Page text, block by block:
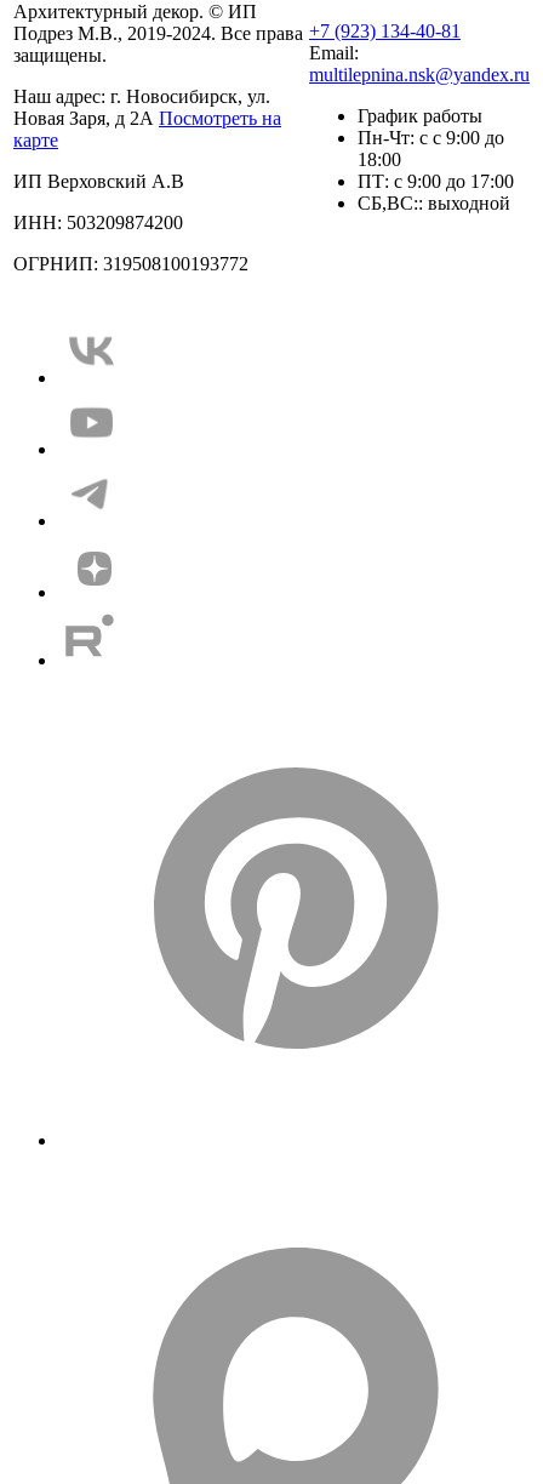
Архитектурный декор. © ИП
Подрез М.В., 2019-2024. Все права
защищены.
Наш адрес: г. Новосибирск, ул.
Новая Заря, д 2А Посмотреть на
карте
ИП Верховский А.В
ИНН: 503209874200
ОГРНИП: 319508100193772
+7 (923) 134-40-81
Email:
multilepnina.nsk@yandex.ru
График работы
Пн-Чт: с с 9:00 до
18:00
ПТ: с 9:00 до 17:00
СБ,ВС:: выходной